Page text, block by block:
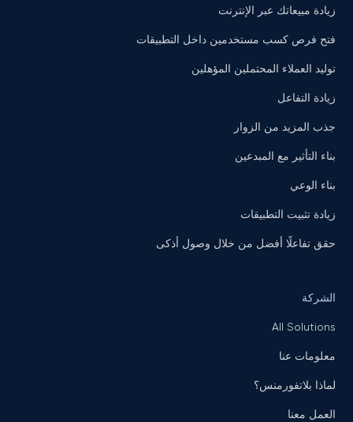
زيادة مبيعاتك عبر الإنترنت
فتح فرص كسب مستخدمين داخل التطبيقات
توليد العملاء المحتملين المؤهلين
زيادة التفاعل
جذب المزيد من الزوار
بناء التأثير مع المبدعين
بناء الوعي
زيادة تثبيت التطبيقات
حقق تفاعلًا أفضل من خلال وصول أذكى
الشركة
All Solutions
معلومات عنا
لماذا بلاتفورمنس؟
العمل معنا